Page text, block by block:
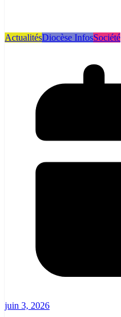
ActualitésDiocèse InfosSociété
juin 3, 2026